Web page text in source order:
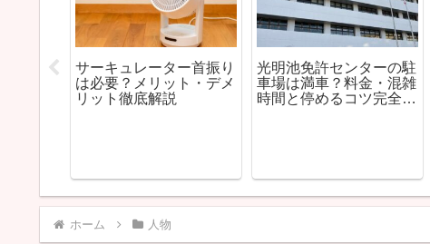
【2026年版】サーキュ
レーターおすすめ20選｜
静音・DCモーター・部
サーキュレーターと扇風
機の違いを図解で解説｜
どっちが涼しい？結論と
ホーム 人物